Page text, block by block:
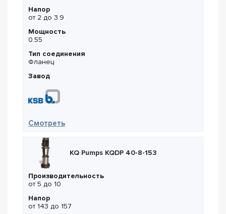
Напор
от 2 до 3.9
Мощность
0.55
Тип соединения
Фланец
Завод
Смотреть— KSB Movitec VF 15/1 B
KQ Pumps KQDP 40-8-153
Производительность
от 5 до 10
Напор
от 143 до 157